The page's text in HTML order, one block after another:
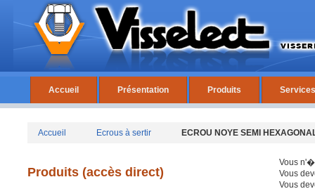
Accueil Présentation Produits Services
Accueil Ecrous à sertir ECROU NOYE SEMI
Produits (accès direct)
Vous
Vous
Vous